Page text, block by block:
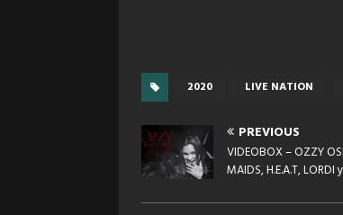
2020 LIVE NATION
PREVIOUS
VIDEOBOX – OZZY
MAIDS, H.E.A.T, LORDI